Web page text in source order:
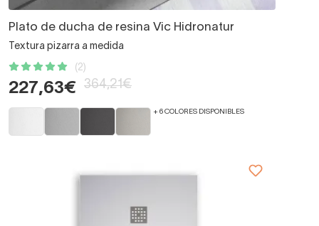
Plato de ducha de resina Vic Hidronatur
Textura pizarra a medida
(2)
227,63€ 364,21€
+ 6 COLORES DISPONIBLES